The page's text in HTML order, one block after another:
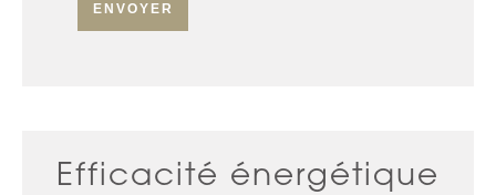
ENVOYER
Efficacité énergétique